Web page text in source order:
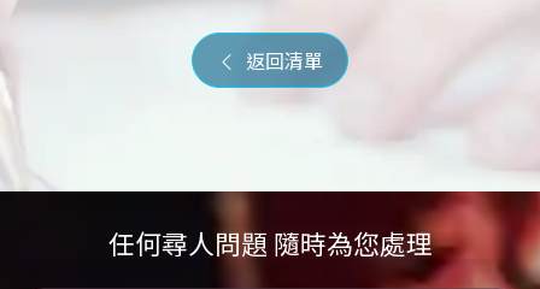
返回清單
任何尋人問題 隨時為您處理